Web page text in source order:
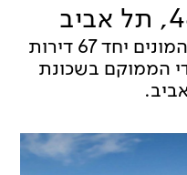
2 בניינים בני 6-8 קומות המונים יחד 67 דירות
הממוקם בשכונת